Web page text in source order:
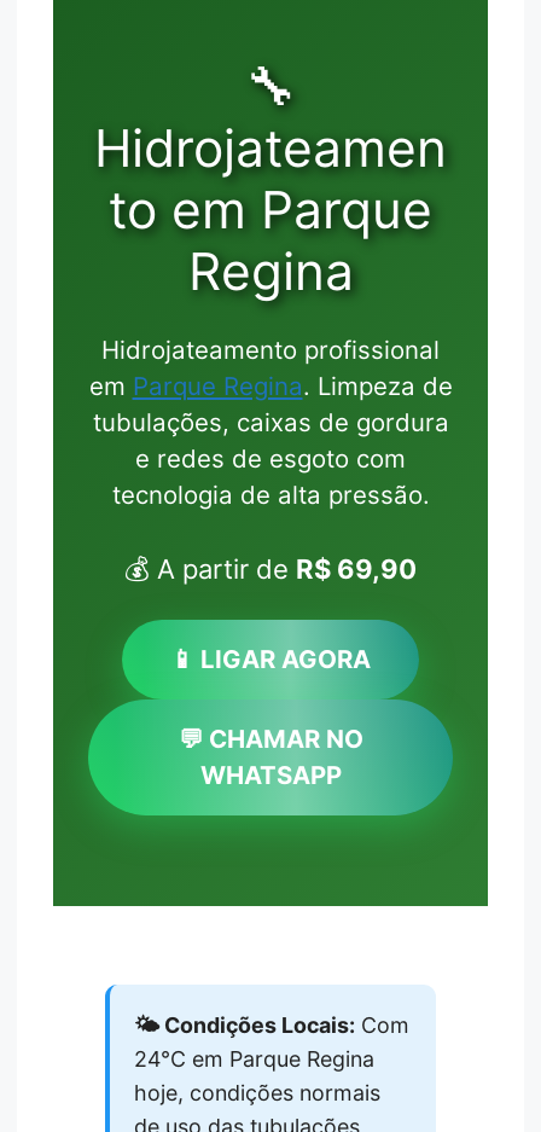
🔧
Hidrojateamen
to em Parque
Regina
Hidrojateamento profissional
em Parque Regina. Limpeza de
tubulações, caixas de gordura
e redes de esgoto com
tecnologia de alta pressão.
💰 A partir de R$ 69,90
📱 LIGAR AGORA
💬 CHAMAR NO
WHATSAPP
🌤️ Condições Locais: Com
24°C em Parque Regina
hoje, condições normais